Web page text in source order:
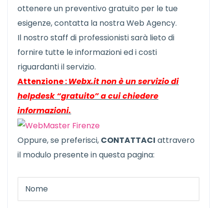
ottenere un preventivo gratuito per le tue
esigenze, contatta la nostra Web Agency.
Il nostro staff di professionisti sarà lieto di
fornire tutte le informazioni ed i costi
riguardanti il servizio.
Attenzione :Webx.it non è un servizio di
helpdesk “gratuito” a cui chiedere
informazioni.
Oppure, se preferisci, CONTATTACI attravero
il modulo presente in questa pagina: